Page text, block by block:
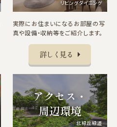
リビングダイニング
実際にお住まいになるお部屋の写
真や設備・収納等をご紹介します。
詳しく見る
北緑丘緑道
アクセス・
周辺環境